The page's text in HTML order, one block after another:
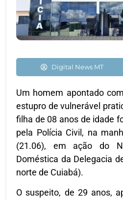
Digital News MT
Um homem apontado
estupro de vulnerável
filha de 08 anos de idade
pela Polícia Civil, na
(21.06), em ação do
Doméstica da Delegacia
norte de Cuiabá).
O suspeito, de 29 anos,